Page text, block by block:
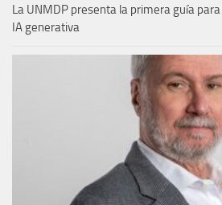
La UNMDP presenta la primera guía
IA generativa